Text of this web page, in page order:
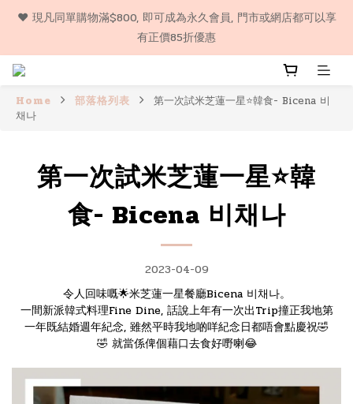
❤️ 購物滿$500, 即享包郵服務, 代購貨品除外（順豐門市自取或智
能櫃)
❤️ 現凡同單購物滿$800, 即可成為永久會員, 門市或網店都可以享
有正價85折優惠
❤️ 購物滿$500, 即享包郵服務, 代購貨品除外（順豐門市自取或智
能櫃)
Home 部落格列表
第一次試米芝蓮一星⭐️韓食- Bicena 비
채나
第一次試米芝蓮一星⭐️韓
食- Bicena 비채나
2023-04-09
令人回味嘅🌟米芝蓮一星餐廳Bicena 비채나。
一間新派韓式料理Fine Dine, 話說上年有一次出Trip撞正我地第
一年既結婚週年紀念, 雖然平時我地啲咩紀念日都唔會點慶祝🤣
🤣 就當係俾個藉口去食好嘢喇😂